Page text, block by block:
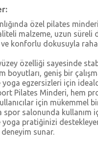
özel pilates minderi
malzeme, uzun süreli
ve konforlu dokusuyla
özelliği sayesinde
boyutları, geniş bir
yoga egzersizleri için
Pilates Minderi, hem
için mükemmel
spor salonunda kullanım
yoga pratiğinizi
sunar.